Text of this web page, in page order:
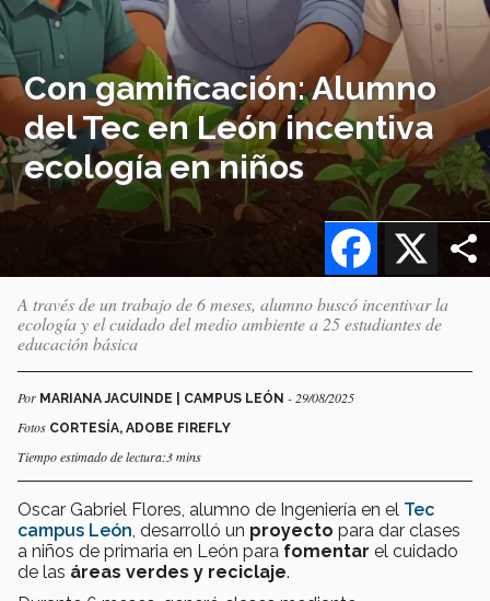
Con gamificación: Alumno
del Tec en León incentiva
ecología en niños
X
Facebook
A través de un trabajo de 6 meses, alumno buscó incentivar la
ecología y el cuidado del medio ambiente a 25 estudiantes de
educación básica
Por MARIANA JACUINDE | CAMPUS LEÓN - 29/08/2025
Fotos CORTESÍA, ADOBE FIREFLY
Tiempo estimado de lectura:3 mins
Oscar Gabriel Flores, alumno de Ingeniería en el Tec
campus León , desarrolló un proyecto para dar clases
a niños de primaria en León para fomentar el cuidado
de las áreas verdes y reciclaje.